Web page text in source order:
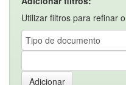
Utilizar filtros para refinar